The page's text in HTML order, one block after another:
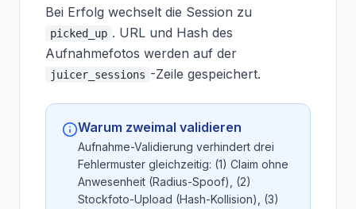
Bei Erfolg wechselt die Session zu
picked_up . URL und Hash des
Aufnahmefotos werden auf der
juicer_sessions -Zeile gespeichert.
Warum zweimal validieren
Aufnahme-Validierung verhindert drei
Fehlermuster gleichzeitig: (1) Claim ohne
Anwesenheit (Radius-Spoof), (2)
Stockfoto-Upload (Hash-Kollision), (3)